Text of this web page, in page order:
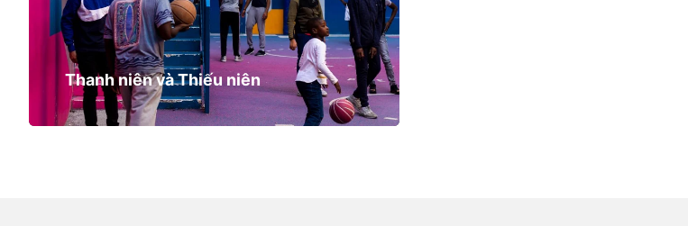
Thanh niên và Thiếu niên